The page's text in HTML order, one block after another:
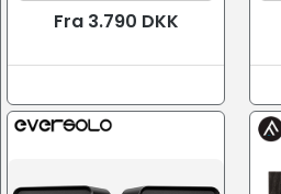
Fra 3.790 DKK